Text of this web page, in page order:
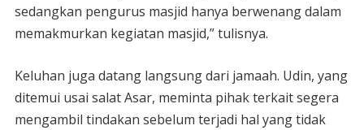
sedangkan pengurus masjid hanya berwenang dalam
memakmurkan kegiatan masjid,” tulisnya.
Keluhan juga datang langsung dari jamaah. Udin, yang
ditemui usai salat Asar, meminta pihak terkait segera
mengambil tindakan sebelum terjadi hal yang tidak